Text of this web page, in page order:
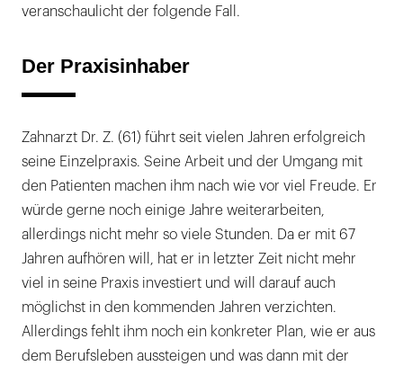
veranschaulicht der folgende Fall.
Der Praxisinhaber
Zahnarzt Dr. Z. (61) führt seit vielen Jahren erfolgreich
seine Einzelpraxis. Seine Arbeit und der Umgang mit
den Patienten machen ihm nach wie vor viel Freude. Er
würde gerne noch einige Jahre weiterarbeiten,
allerdings nicht mehr so viele Stunden. Da er mit 67
Jahren aufhören will, hat er in letzter Zeit nicht mehr
viel in seine Praxis investiert und will darauf auch
möglichst in den kommenden Jahren verzichten.
Allerdings fehlt ihm noch ein konkreter Plan, wie er aus
dem Berufsleben aussteigen und was dann mit der